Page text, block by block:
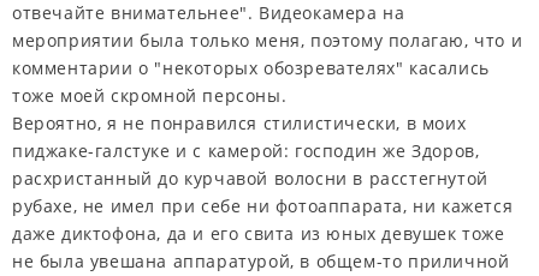
отвечайте внимательнее". Видеокамера на
мероприятии была только меня, поэтому полагаю, что и
комментарии о "некоторых обозревателях" касались
тоже моей скромной персоны.
Вероятно, я не понравился стилистически, в моих
пиджаке-галстуке и с камерой: господин же Здоров,
расхристанный до курчавой волосни в расстегнутой
рубахе, не имел при себе ни фотоаппарата, ни кажется
даже диктофона, да и его свита из юных девушек тоже
не была увешана аппаратурой, в общем-то приличной